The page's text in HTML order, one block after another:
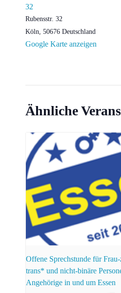
32
Rubensstr. 32
Köln, 50676 Deutschland
Google Karte anzeigen
Ähnliche
Offene Sprechstunde für
trans* und nicht-binäre
Angehörige in und um Essen